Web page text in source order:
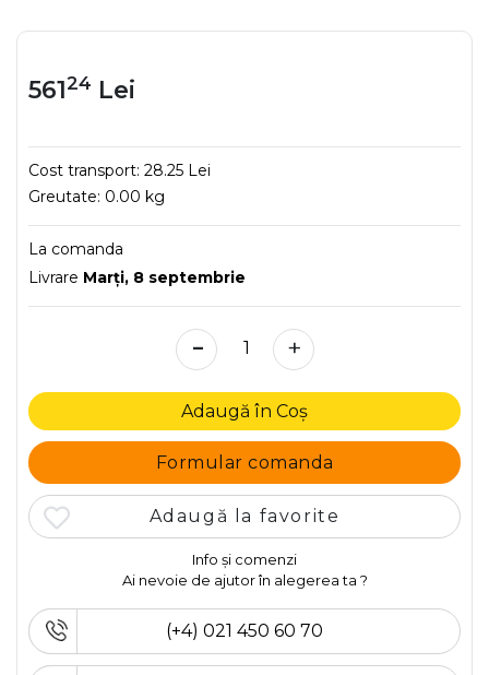
56124 Lei
Cost transport: 28.25 Lei
Greutate: 0.00 kg
La comanda
Livrare Marţi, 8 septembrie
- +
Adaugă în Coș
Formular comanda
Adaugă la favorite
Info și comenzi
Ai nevoie de ajutor în alegerea ta ?
(+4) 021 450 60 70